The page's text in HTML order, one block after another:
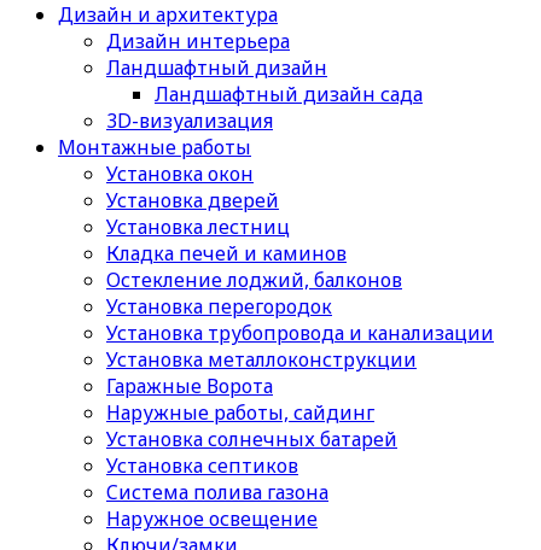
Дизайн и архитектура
Дизайн интерьера
Ландшафтный дизайн
Ландшафтный дизайн сада
3D-визуализация
Монтажные работы
Установка окон
Установка дверей
Установка лестниц
Кладка печей и каминов
Остекление лоджий, балконов
Установка перегородок
Установка трубопровода и канализации
Установка металлоконструкции
Гаражные Ворота
Наружные работы, сайдинг
Установка солнечных батарей
Установка септиков
Cистема полива газона
Наружное освещение